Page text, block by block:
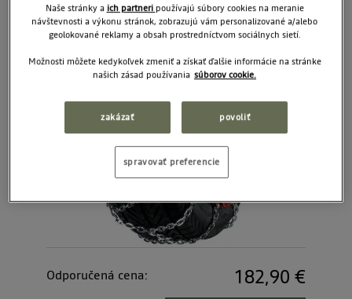
Odporučená cena: 182,90 €
Naše stránky a ich partneri používajú súbory cookies na meranie
návštevnosti a výkonu stránok, zobrazujú vám personalizované a/alebo
geolokované reklamy a obsah prostredníctvom sociálnych sietí.
Možnosti môžete kedykoľvek zmeniť a získať ďalšie informácie na stránke
našich zásad používania súborov cookie.
zakázať povoliť
spravovať preferencie